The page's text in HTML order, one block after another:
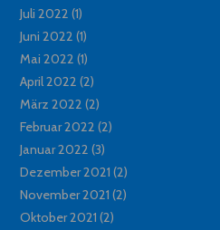
Juli 2022 (1)
Juni 2022 (1)
Mai 2022 (1)
April 2022 (2)
März 2022 (2)
Februar 2022 (2)
Januar 2022 (3)
Dezember 2021 (2)
November 2021 (2)
Oktober 2021 (2)